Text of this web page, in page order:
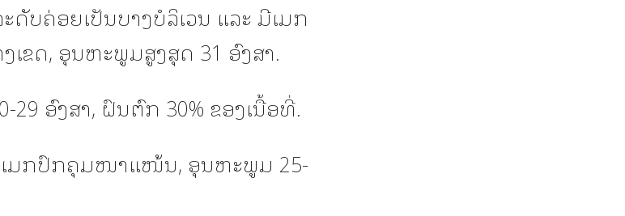
ດັບຄ່ອຍເປັນບາງບໍລິເວນ ແລະ ມີເມກ
ຂດ, ອຸນຫະພູມສູງສຸດ 31 ອົງສາ.
ອົງສາ, ຝົນຕົກ 30% ຂອງເນື້ອທີ່.
ມກປົກຄຸມໜາແໜ້ນ, ອຸນຫະພູມ 25-